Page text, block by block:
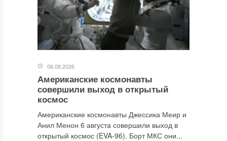
06.08.2026
Американские космонавты
совершили выход в открытый
космос
Американские космонавты Джессика Меир и
Анил Менон 6 августа совершили выход в
открытый космос (EVA-96). Борт МКС они...